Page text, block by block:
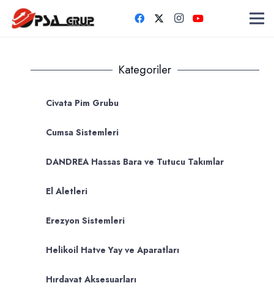
Kategoriler
Civata Pim Grubu
Cumsa Sistemleri
DANDREA Hassas Bara ve Tutucu Takımlar
El Aletleri
Erezyon Sistemleri
Helikoil Hatve Yay ve Aparatları
Hırdavat Aksesuarları